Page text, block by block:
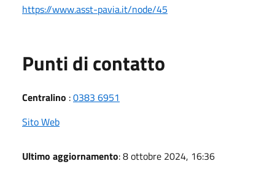
https://www.asst-pavia.it/node/45
Punti di contatto
Centralino :0383 6951
Sito Web
Ultimo aggiornamento: 8 ottobre 2024, 16:36